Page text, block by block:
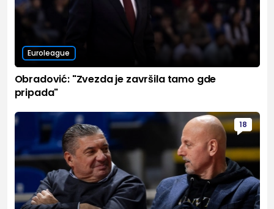
Euroleague
Obradović: "Zvezda je završila tamo gde
pripada"
18